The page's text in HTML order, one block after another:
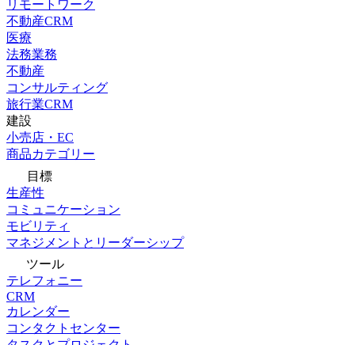
リモートワーク
不動産CRM
医療
法務業務
不動産
コンサルティング
旅行業CRM
建設
小売店・EC
商品カテゴリー
目標
生産性
コミュニケーション
モビリティ
マネジメントとリーダーシップ
ツール
テレフォニー
CRM
カレンダー
コンタクトセンター